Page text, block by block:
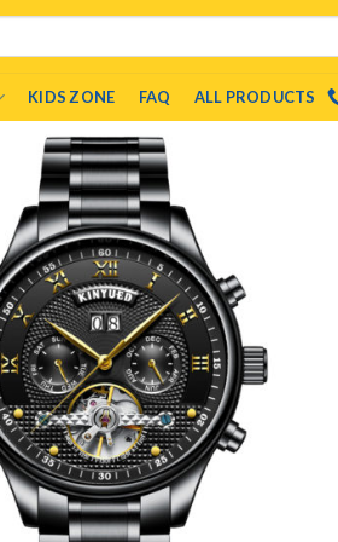
KIDS ZONE FAQ ALL PRODUCTS